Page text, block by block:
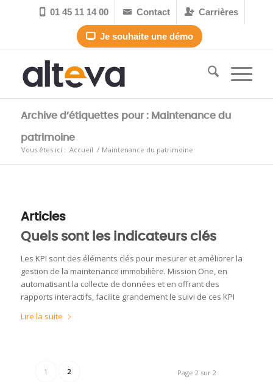
 01 45 11 14 00  Contact Carrières
Je souhaite une démo
Archive d’étiquettes pour : Maintenance du
patrimoine
Vous êtes ici : Accueil / Maintenance du patrimoine
Articles
Quels sont les indicateurs clés
Les KPI sont des éléments clés pour mesurer et améliorer la
gestion de la maintenance immobilière. Mission One, en
automatisant la collecte de données et en offrant des
rapports interactifs, facilite grandement le suivi de ces KPI
Lire la suite
Page 2 sur 2
1 2